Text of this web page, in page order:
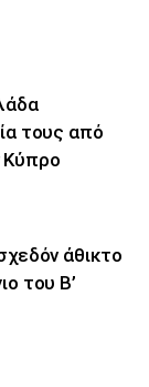
τους από
Κύπρο
άθικτο
του Β’